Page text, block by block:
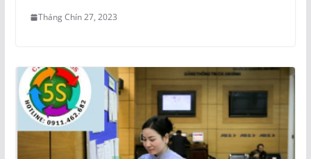
Tháng Chín 27, 2023